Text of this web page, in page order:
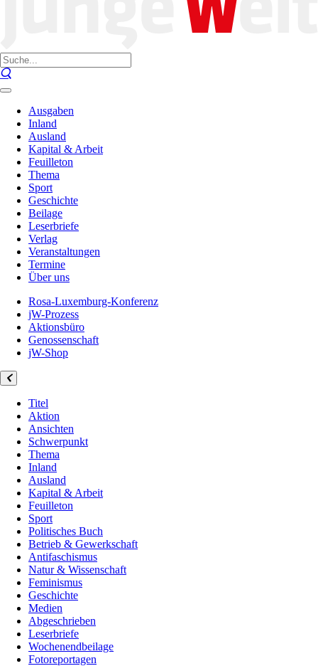
Ausgaben
Inland
Ausland
Kapital & Arbeit
Feuilleton
Thema
Sport
Geschichte
Beilage
Leserbriefe
Verlag
Veranstaltungen
Termine
Über uns
Rosa-Luxemburg-Konferenz
jW-Prozess
Aktionsbüro
Genossenschaft
jW-Shop
Titel
Aktion
Ansichten
Schwerpunkt
Thema
Inland
Ausland
Kapital & Arbeit
Feuilleton
Sport
Politisches Buch
Betrieb & Gewerkschaft
Antifaschismus
Natur & Wissenschaft
Feminismus
Geschichte
Medien
Abgeschrieben
Leserbriefe
Wochenendbeilage
Fotoreportagen